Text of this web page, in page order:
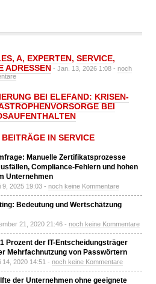
, A, EXPERTEN, SERVICE,
ADRESSEN - Jan. 13, 2026 1:08 - noch
BEI ELEFAND: KRISEN-
BEI
IN SERVICE
Manuelle Zertifikatsprozesse
Compliance-Fehlern und hohen
Unternehmen
9, 2025 19:03 - noch keine Kommentare
Bedeutung und Wertschätzung
21, 2020 21:46 - noch keine Kommentare
Prozent der IT-Entscheidungsträger
Mehrfachnutzung von Passwörtern
14, 2020 14:51 - noch keine Kommentare
der Unternehmen ohne geeignete